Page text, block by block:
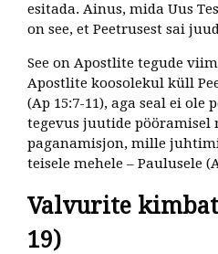
esitada. Ainus, mida Uus
on see, et Peetrusest sai
See on Apostlite tegude
Apostlite koosolekul küll
(Ap 15:7-11), aga seal ei ole
tegevus juutide pööramisel
paganamisjon, mille
teisele mehele – Paulusele
Valvurite
19)